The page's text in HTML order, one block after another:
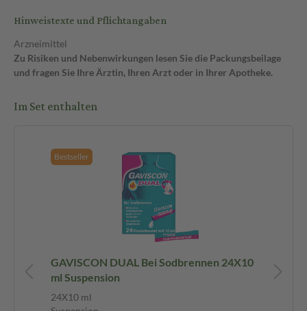
Hinweistexte und Pflichtangaben
Arzneimittel
Zu Risiken und Nebenwirkungen lesen Sie die Packungsbeilage
und fragen Sie Ihre Ärztin, Ihren Arzt oder in Ihrer Apotheke.
Im Set enthalten
Bestseller
GAVISCON DUAL Bei Sodbrennen 24X10
ml Suspension
24X10 ml